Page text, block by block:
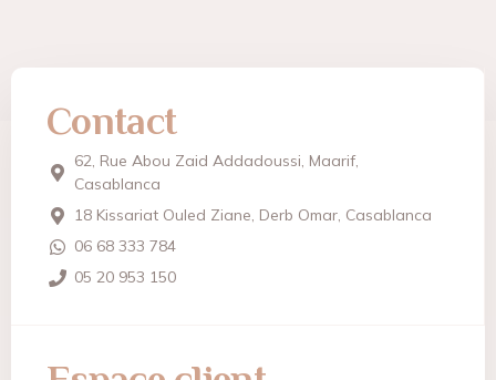
Contact
62, Rue Abou Zaid Addadoussi, Maarif,
Casablanca
18 Kissariat Ouled Ziane, Derb Omar, Casablanca
06 68 333 784
05 20 953 150